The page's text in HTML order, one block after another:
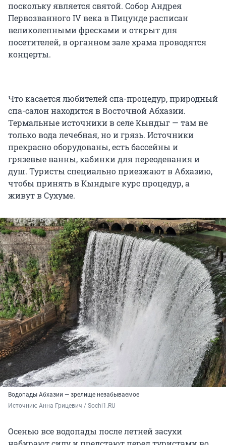
поскольку является святой. Собор Андрея
Первозванного IV века в Пицунде расписан
великолепными фресками и открыт для
посетителей, в органном зале храма проводятся
концерты.
Что касается любителей спа-процедур, природный
спа-салон находится в Восточной Абхазии.
Термальные источники в селе Кындыг — там не
только вода лечебная, но и грязь. Источники
прекрасно оборудованы, есть бассейны и
грязевые ванны, кабинки для переодевания и
душ. Туристы специально приезжают в Абхазию,
чтобы принять в Кындыге курс процедур, а
живут в Сухуме.
Водопады Абхазии — зрелище незабываемое
Источник: Анна Грицевич / Sochi1.RU
Осенью все водопады после летней засухи